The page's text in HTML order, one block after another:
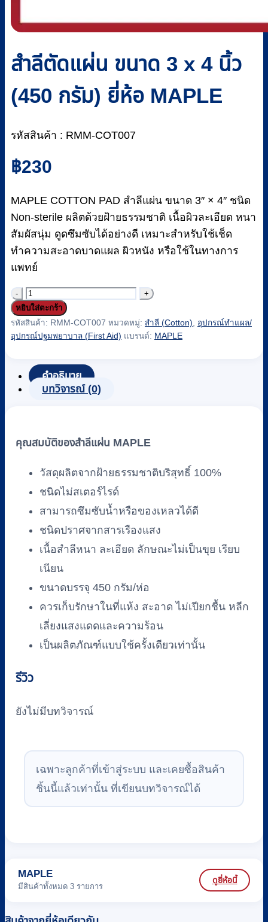
สำลีตัดแผ่น ขนาด 3 x 4 นิ้ว
(450 กรัม) ยี่ห้อ MAPLE
รหัสสินค้า : RMM-COT007
฿230
MAPLE COTTON PAD สำลีแผ่น ขนาด 3″ × 4″ ชนิด
Non-sterile ผลิตด้วยฝ้ายธรรมชาติ เนื้อผิวละเอียด หนา
สัมผัสนุ่ม ดูดซึมซับได้อย่างดี เหมาะสำหรับใช้เช็ด
ทำความสะอาดบาดแผล ผิวหนัง หรือใช้ในทางการ
แพทย์
จำนวน
สำลี
ตัด
แผ่น
3
กรัม)
MAPLE
ชิ้น
หยิบใส่ตะกร้า
รหัสสินค้า: RMM-COT007 หมวดหมู่: สำลี (Cotton)
อุปกรณ์ทำแผล/
อุปกรณ์ปฐมพยาบาล (First Aid) แบรนด์: MAPLE
คำอธิบาย
บทวิจารณ์ (0)
คุณสมบัติของสำลีแผ่น MAPLE
วัสดุผลิตจากฝ้ายธรรมชาติบริสุทธิ์ 100%
ชนิดไม่สเตอร์ไรด์
สามารถซึมซับน้ำหรือของเหลวได้ดี
ชนิดปราศจากสารเรืองแสง
เนื้อสำลีหนา ละเอียด ลักษณะไม่เป็นขุย เรียบ
เนียน
ขนาดบรรจุ 450 กรัม/ห่อ
ควรเก็บรักษาในที่แห้ง สะอาด ไม่เปียกชื้น หลีก
เลี่ยงแสงแดดและความร้อน
เป็นผลิตภัณฑ์แบบใช้ครั้งเดียวเท่านั้น
รีวิว
ยังไม่มีบทวิจารณ์
เฉพาะลูกค้าที่เข้าสู่ระบบ และเคยซื้อสินค้า
ชิ้นนี้แล้วเท่านั้น ที่เขียนบทวิจารณ์ได้
MAPLE
มีสินค้าทั้งหมด 3 รายการ
ดูยี่ห้อนี้